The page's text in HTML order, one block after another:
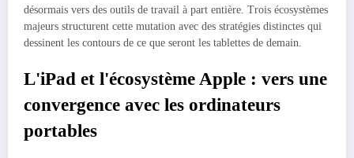
désormais vers des outils de travail à part entière. Trois écosystèmes
majeurs structurent cette mutation avec des stratégies distinctes qui
dessinent les contours de ce que seront les tablettes de demain.
L'iPad et l'écosystème Apple : vers une
convergence avec les ordinateurs
portables